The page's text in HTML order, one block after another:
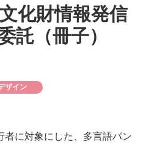
化財情報発信
託（冊子）
ザイン
者に対象にした、多言語パン